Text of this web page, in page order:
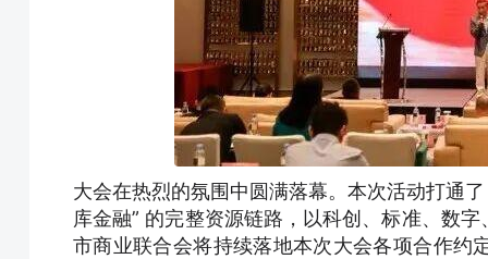
大会在热烈的氛围中圆满落幕。本次活动打
库金融” 的完整资源链路，以科创、标准、数
市商业联合会将持续落地本次大会各项合作约